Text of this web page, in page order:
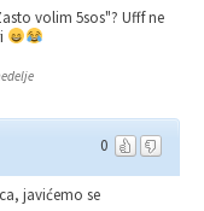
volim 5sos"? Ufff ne
0
javićemo se